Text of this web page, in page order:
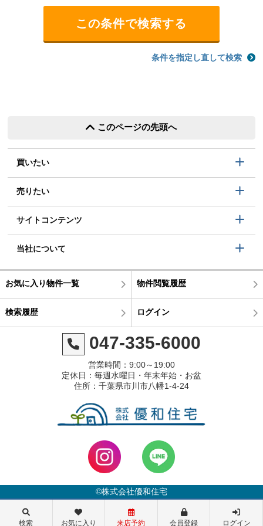
条件を指定し直して検索
このページの先頭へ
買いたい
売りたい
サイトコンテンツ
当社について
お気に入り物件一覧 物件閲覧履歴
検索履歴 ログイン
047-335-6000
営業時間：9:00～19:00
定休日：毎週水曜日・年末年始・お盆
住所：千葉県市川市八幡1-4-24
©株式会社優和住宅
検索 お気に入り 来店予約 会員登録 ログイン